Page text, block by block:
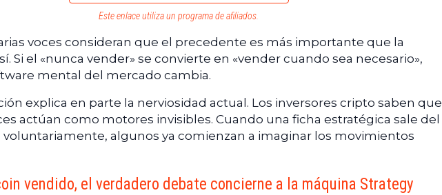
Este enlace utiliza un programa de afiliados.
voces consideran que el precedente es más importante que la
Si el «nunca vender» se convierte en «vender cuando sea necesario»,
mental del mercado cambia.
explica en parte la nerviosidad actual. Los inversores cripto saben que
actúan como motores invisibles. Cuando una ficha estratégica sale del
algunos ya comienzan a imaginar los movimientos
vendido, el verdadero debate concierne a la máquina Strategy